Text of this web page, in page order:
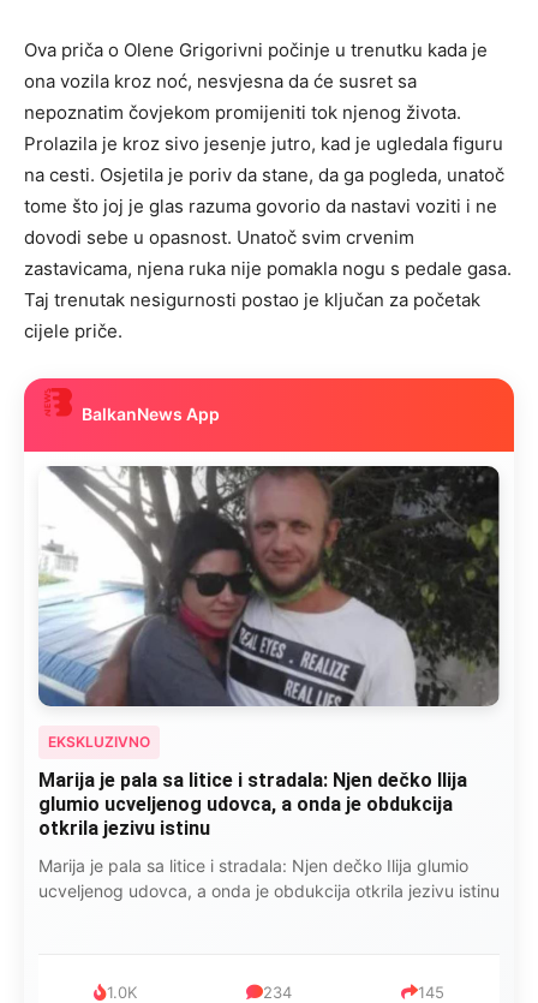
Ova priča o Olene Grigorivni počinje u trenutku kada je
ona vozila kroz noć, nesvjesna da će susret sa
nepoznatim čovjekom promijeniti tok njenog života.
Prolazila je kroz sivo jesenje jutro, kad je ugledala figuru
na cesti. Osjetila je poriv da stane, da ga pogleda, unatoč
tome što joj je glas razuma govorio da nastavi voziti i ne
dovodi sebe u opasnost. Unatoč svim crvenim
zastavicama, njena ruka nije pomakla nogu s pedale gasa.
Taj trenutak nesigurnosti postao je ključan za početak
cijele priče.
BalkanNews App
EKSKLUZIVNO
Kad se Marin suprug razbolio ona ga kupala,
pelene mu mijenjala: Jedno jutro je poslao po
čokoladu..
Kad se Marin suprug razbolio ona ga kupala, pelene mu
mijenjala: Jedno jutro je poslao po čokoladu..
999 321 234